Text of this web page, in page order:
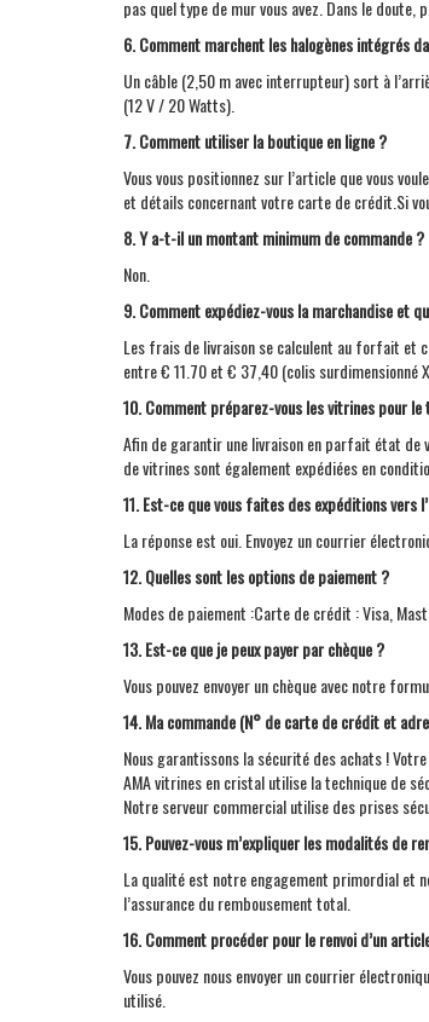
pas quel type de mur vous avez. Dans le
6. Comment marchent les halogènes intégrés
Un câble (2,50 m avec interrupteur) sort à
(12 V / 20 Watts).
7. Comment utiliser la boutique en ligne ?
Vous vous positionnez sur l’article que vous
et détails concernant votre carte de crédit.Si
8. Y a-t-il un montant minimum de commande ?
Non.
9. Comment expédiez-vous la marchandise et
Les frais de livraison se calculent au forfait et
entre € 11.70 et € 37,40 (colis surdimensionné
10. Comment préparez-vous les vitrines pour
Afin de garantir une livraison en parfait état de
de vitrines sont également expédiées en
11. Est-ce que vous faites des expéditions vers
La réponse est oui. Envoyez un courrier
12. Quelles sont les options de paiement ?
Modes de paiement :Carte de crédit : Visa,
13. Est-ce que je peux payer par chèque ?
Vous pouvez envoyer un chèque avec notre
14. Ma commande (N° de carte de crédit et
Nous garantissons la sécurité des achats !
AMAvitrines en cristal utilise la technique de
Notre serveur commercial utilise des prises
15. Pouvez-vous m’expliquer les modalités de
La qualité est notre engagement primordial et
l’assurance du rembousement total.
16. Comment procéder pour le renvoi d’un
Vous pouvez nous envoyer un courrier
utilisé.